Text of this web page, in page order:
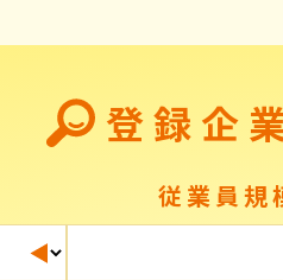
登録企
従業員規